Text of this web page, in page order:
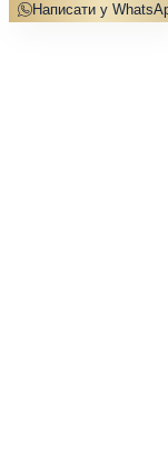
Написати у